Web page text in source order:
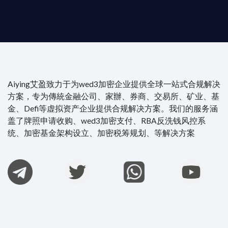
Aiying艾盈致力于为wed3加密企业提供全球一站式合规解决
方案，专为傳統金融公司、家辦、券商、交易所、矿业、基
金、Defi等虚拟资产企业提供合规解决方案。我们的服务涵
盖了牌照申请收购、wed3加密支付、RBA反洗钱风控系
统、加密基金架构设立、加密税筹规划、等解决方案